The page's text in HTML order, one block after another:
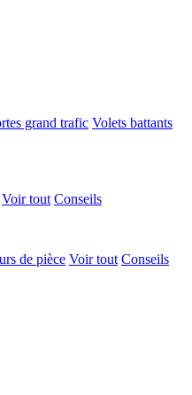
grand trafic Volets battants
Voir tout Conseils
de pièce Voir tout Conseils